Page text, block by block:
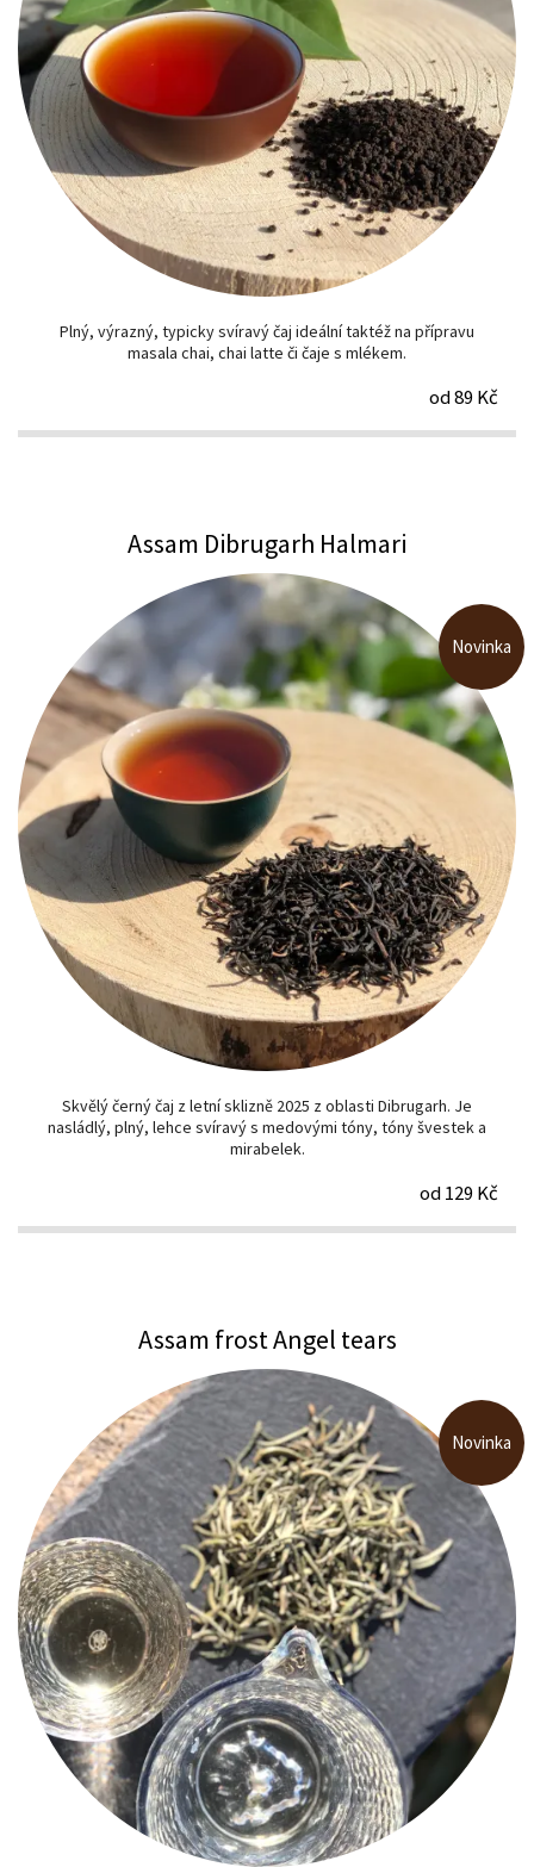
Plný, výrazný, typicky svíravý čaj ideální taktéž na přípravu
masala chai, chai latte či čaje s mlékem.
od 89 Kč
Assam Dibrugarh Halmari
Skvělý černý čaj z letní sklizně 2025 z oblasti Dibrugarh. Je
nasládlý, plný, lehce svíravý s medovými tóny, tóny švestek a
mirabelek.
od 129 Kč
Novinka
Assam frost Angel tears
Novinka